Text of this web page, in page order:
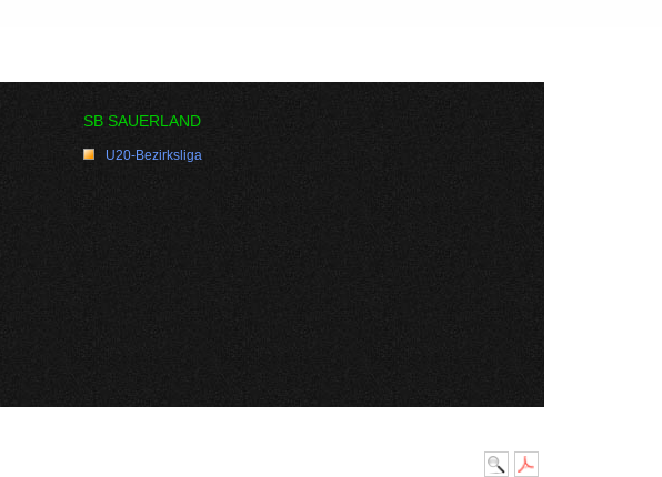
SB SAUERLAND
U20-Bezirksliga